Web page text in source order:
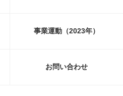
情報 事業運動（2023年）
お問い合わせ